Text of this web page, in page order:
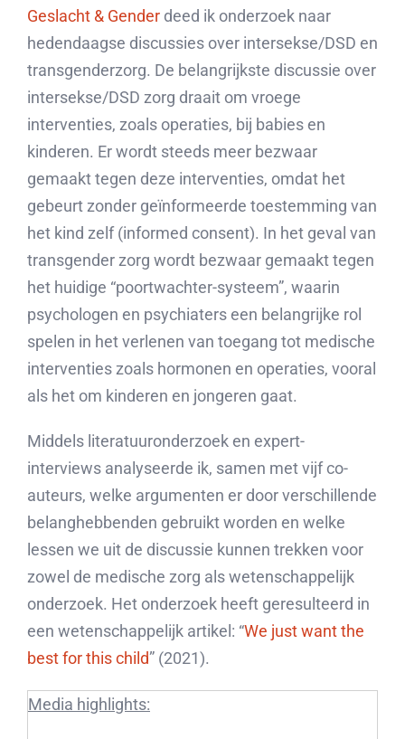
Geslacht & Gender deed ik onderzoek naar
hedendaagse discussies over intersekse/DSD en
transgenderzorg. De belangrijkste discussie over
intersekse/DSD zorg draait om vroege
interventies, zoals operaties, bij babies en
kinderen. Er wordt steeds meer bezwaar
gemaakt tegen deze interventies, omdat het
gebeurt zonder geïnformeerde toestemming van
het kind zelf (informed consent). In het geval van
transgender zorg wordt bezwaar gemaakt tegen
het huidige “poortwachter-systeem”, waarin
psychologen en psychiaters een belangrijke rol
spelen in het verlenen van toegang tot medische
interventies zoals hormonen en operaties, vooral
als het om kinderen en jongeren gaat.
Middels literatuuronderzoek en expert-
interviews analyseerde ik, samen met vijf co-
auteurs, welke argumenten er door verschillende
belanghebbenden gebruikt worden en welke
lessen we uit de discussie kunnen trekken voor
zowel de medische zorg als wetenschappelijk
onderzoek. Het onderzoek heeft geresulteerd in
een wetenschappelijk artikel: “We just want the
best for this child” (2021).
Media highlights: